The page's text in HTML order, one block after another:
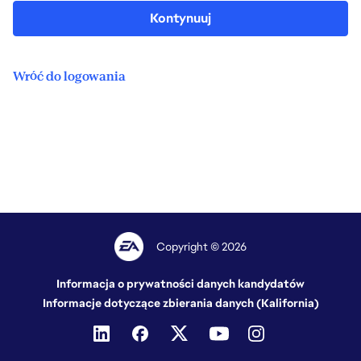
Kontynuuj
Wróć do logowania
Copyright © 2026
Informacja o prywatności danych kandydatów
Informacje dotyczące zbierania danych (Kalifornia)